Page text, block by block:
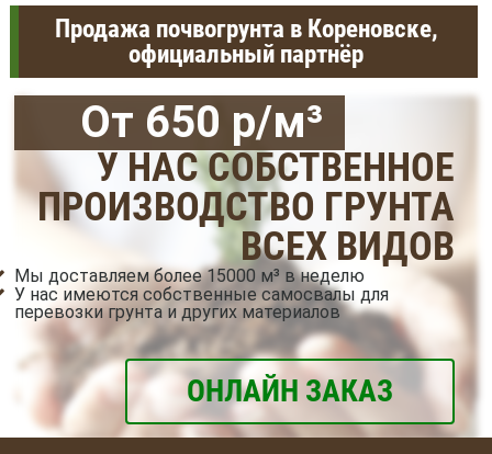
Продажа почвогрунта в Кореновске,
официальный партнёр
От 650 р/м³
У НАС СОБСТВЕННОЕ
ПРОИЗВОДСТВО ГРУНТА
ВСЕХ ВИДОВ
Мы доставляем более 15000 м³ в неделю
У нас имеются собственные самосвалы для
перевозки грунта и других материалов
ОНЛАЙН ЗАКАЗ